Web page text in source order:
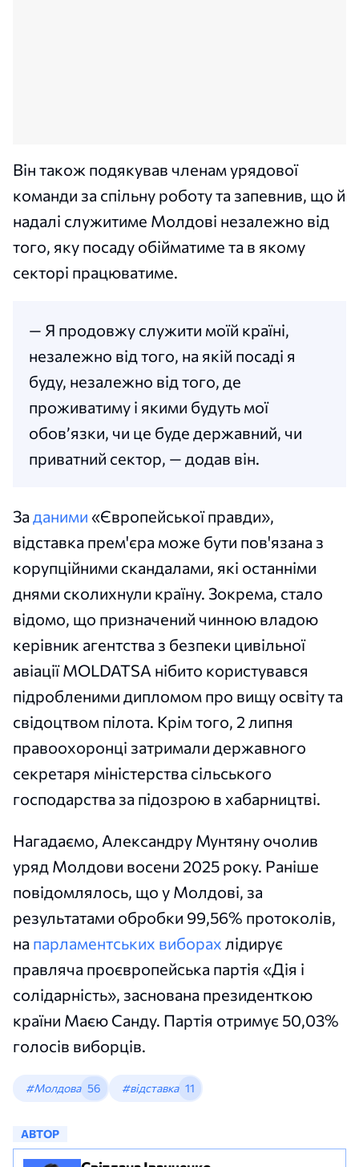
Він також подякував членам урядової
команди за спільну роботу та запевнив, що й
надалі служитиме Молдові незалежно від
того, яку посаду обійматиме та в якому
секторі працюватиме.
— Я продовжу служити моїй країні,
незалежно від того, на якій посаді я
буду, незалежно від того, де
проживатиму і якими будуть мої
обов’язки, чи це буде державний, чи
приватний сектор, — додав він.
За даними «Європейської правди»,
відставка прем'єра може бути пов'язана з
корупційними скандалами, які останніми
днями сколихнули країну. Зокрема, стало
відомо, що призначений чинною владою
керівник агентства з безпеки цивільної
авіації MOLDATSA нібито користувався
підробленими дипломом про вищу освіту та
свідоцтвом пілота. Крім того, 2 липня
правоохоронці затримали державного
секретаря міністерства сільського
господарства за підозрою в хабарництві.
Нагадаємо, Александру Мунтяну очолив
уряд Молдови восени 2025 року. Раніше
повідомлялось, що у Молдові, за
результатами обробки 99,56% протоколів,
на парламентських виборах лідирує
правляча проєвропейська партія «Дія і
солідарність», заснована президенткою
країни Маєю Санду. Партія отримує 50,03%
голосів виборців.
#Молдова 56 #відставка 11
АВТОР